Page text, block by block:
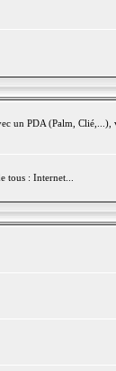
un PDA (Palm,
tous : Internet...